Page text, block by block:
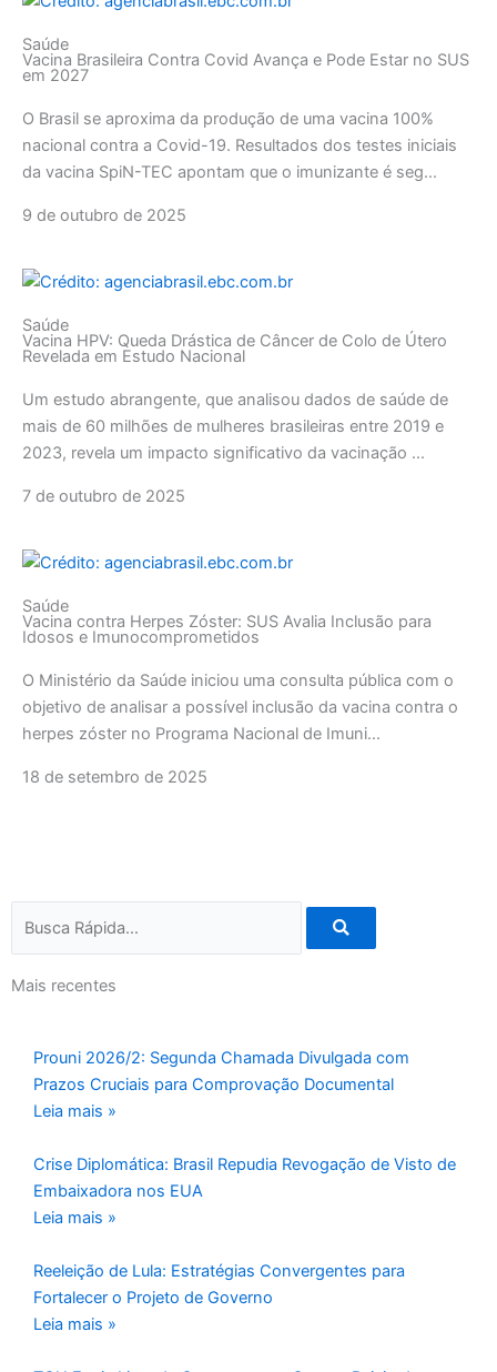
Saúde
Vacina Brasileira Contra Covid Avança e Pode Estar no SUS
em 2027
O Brasil se aproxima da produção de uma vacina 100%
nacional contra a Covid-19. Resultados dos testes iniciais
da vacina SpiN-TEC apontam que o imunizante é seg...
9 de outubro de 2025
Saúde
Vacina HPV: Queda Drástica de Câncer de Colo de Útero
Revelada em Estudo Nacional
Um estudo abrangente, que analisou dados de saúde de
mais de 60 milhões de mulheres brasileiras entre 2019 e
2023, revela um impacto significativo da vacinação ...
7 de outubro de 2025
Saúde
Vacina contra Herpes Zóster: SUS Avalia Inclusão para
Idosos e Imunocomprometidos
O Ministério da Saúde iniciou uma consulta pública com o
objetivo de analisar a possível inclusão da vacina contra o
herpes zóster no Programa Nacional de Imuni...
18 de setembro de 2025
Mais recentes
Prouni 2026/2: Segunda Chamada Divulgada com
Prazos Cruciais para Comprovação Documental
Leia mais »
Crise Diplomática: Brasil Repudia Revogação de Visto de
Embaixadora nos EUA
Leia mais »
Reeleição de Lula: Estratégias Convergentes para
Fortalecer o Projeto de Governo
Leia mais »